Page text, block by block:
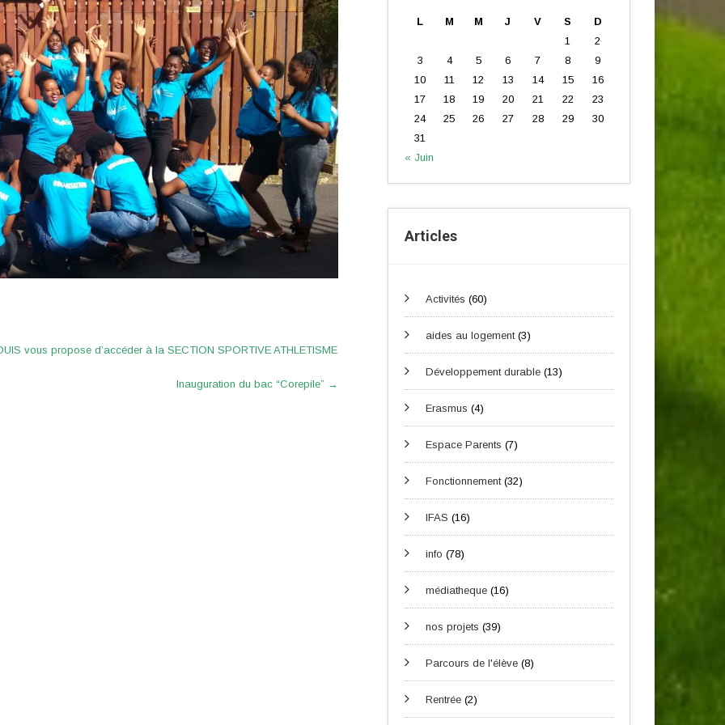
vous propose d’accéder à la SECTION SPORTIVE ATHLETISME
Inauguration du bac “Corepile” →
L M M J V S
D
1
2
3
4 5 6 7 8
9
10
11 12 13 14 15
16
17
18 19 20 21 22
23
24
25 26 27 28 29
30
31
« Juin
Articles
Activités (60)
aides au logement(3)
Développement durable (13)
Erasmus (4)
Espace Parents (7)
Fonctionnement(32)
IFAS (16)
info (78)
médiatheque (16)
nos projets (39)
Parcours de l'élève (8)
Rentrée (2)